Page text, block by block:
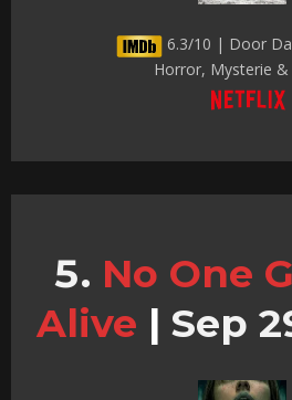
6.3/10 | Door
Horror, Mysterie &
No One
Alive | Sep